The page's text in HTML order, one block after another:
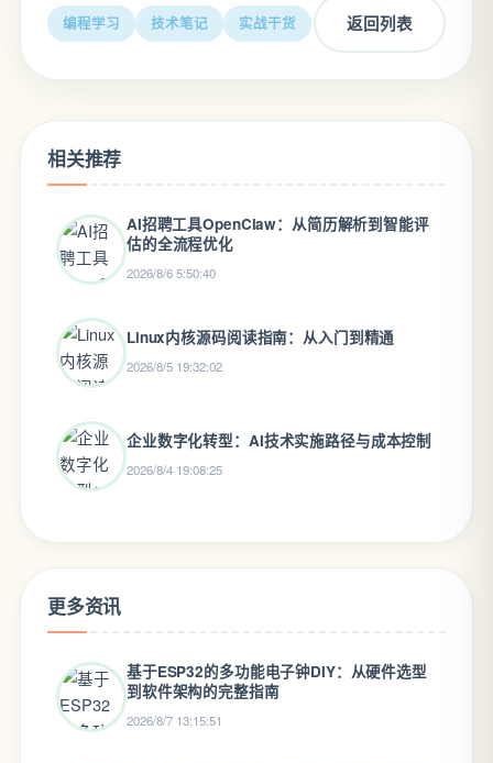
编程学习 技术笔记 实战干货 返回列表
相关推荐
AI招聘工具OpenClaw：从简历解析到智能评
估的全流程优化
2026/8/6 5:50:40
Linux内核源码阅读指南：从入门到精通
2026/8/5 19:32:02
企业数字化转型：AI技术实施路径与成本控制
2026/8/4 19:08:25
更多资讯
基于ESP32的多功能电子钟DIY：从硬件选型
到软件架构的完整指南
2026/8/7 13:15:51